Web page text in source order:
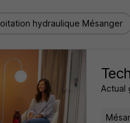
hydraulique Mésanger
Actual